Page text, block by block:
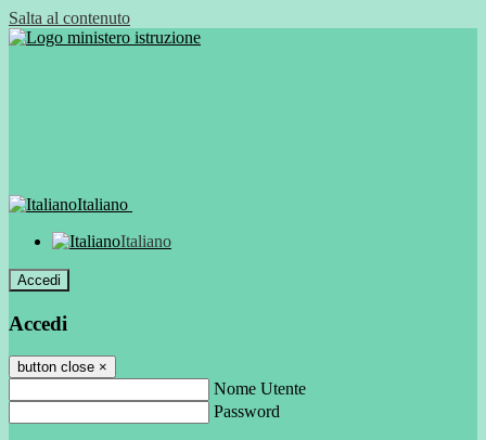
Salta al contenuto
Italiano
Italiano
Accedi
Accedi
button close ×
Nome Utente
Password